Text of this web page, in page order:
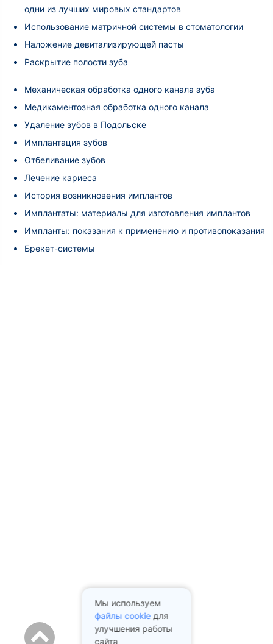
одни из лучших мировых стандартов
Использование матричной системы в стоматологии
Наложение девитализирующей пасты
Раскрытие полости зуба
Механическая обработка одного канала зуба
Медикаментозная обработка одного канала
Удаление зубов в Подольске
Имплантация зубов
Отбеливание зубов
Лечение кариеса
История возникновения имплантов
Имплантаты: материалы для изготовления имплантов
Импланты: показания к применению и противопоказания
Брекет-системы
Мы используем
файлы cookieдля
улучшения работы
сайта